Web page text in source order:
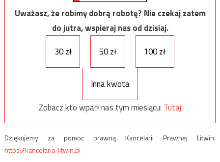
Uważasz, że robimy dobrą robotę? Nie czekaj zatem
do jutra, wspieraj nas od dzisiaj.
30 zł
50 zł 100 zł
Inna kwota
Zobacz kto wparł nas tym miesiącu: Tutaj
Dziękujemy za pomoc prawną Kancelarii Prawnej Litwin:
https://kancelaria-litwin.pl